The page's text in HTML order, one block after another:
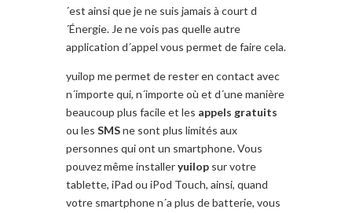
´est ainsi que je ne suis jamais à court d
´Énergie. Je ne vois pas quelle autre
application d´appel vous permet de faire cela.
yuilop me permet de rester en contact avec
n´importe qui, n´importe où et d´une manière
beaucoup plus facile et les appels gratuits
ou les SMSne sont plus limités aux
personnes qui ont un smartphone. Vous
pouvez même installeryuilop sur votre
tablette, iPad ou iPod Touch, ainsi, quand
votre smartphone n´a plus de batterie, vous